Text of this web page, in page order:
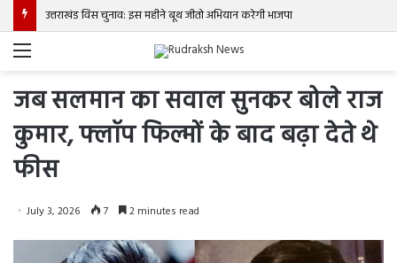
उत्तराखंड विस चुनाव: इस महीने बूथ जीतो अभियान करेगी भाजपा
Menu
जब सलमान का सवाल सुनकर बोले राज
कुमार, फ्लॉप फिल्मों के बाद बढ़ा देते थे
फीस
July 3, 2026 7 2 minutes read